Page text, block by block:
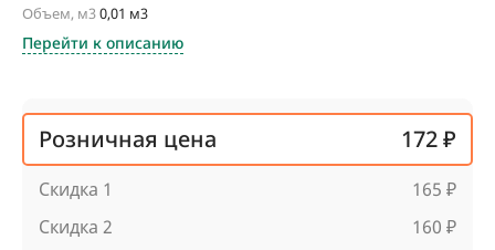
Объем, м30,01 м3
Перейти к описанию
Розничная цена 172 ₽
Скидка 1
165 ₽
Скидка 2
160 ₽